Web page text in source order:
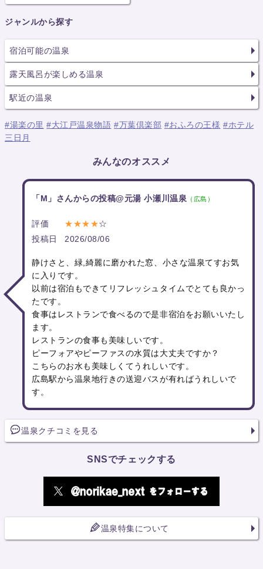
ジャンルから探す
宿泊可能の温泉
露天風呂が楽しめる温泉
駅近の温泉
#湯楽の里 #大江戸温泉物語 #万葉倶楽部 #おふろの王様 #ホテル
三日月
みんなのオススメ
「M」さんからの投稿@元湯 小瀬川温泉 （広島）
評価 ★★★★☆
投稿日
2026/08/06
静けさと、緑,綺麗に磨かれた窓、小さな温泉てすお気
に入りです。
以前は宿泊もできてリフレッシュタイムでとても良かっ
たです。
食事はレストランで食べるので是非宿泊をお願いいたし
ます。
レストランの食事も美味しいです。
ピーフォアやピーファスの水質は大丈夫ですか？
こちらのお水も美味しくてうれしいです。
広島駅から温泉地行きの送迎バスが有ればうれしいで
す。
温泉クチコミを見る
SNSでチェックする
温泉特集について